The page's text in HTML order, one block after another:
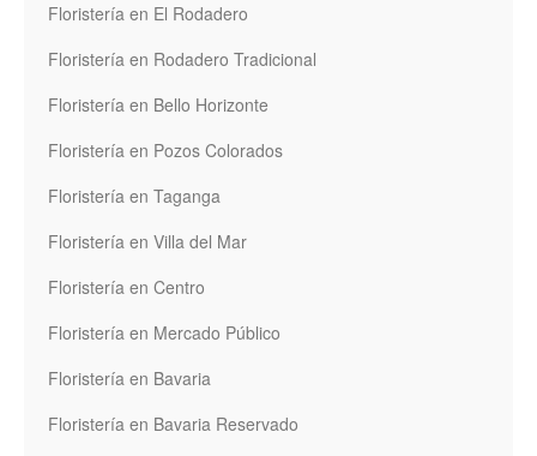
Floristería en El Rodadero
Floristería en Rodadero Tradicional
Floristería en Bello Horizonte
Floristería en Pozos Colorados
Floristería en Taganga
Floristería en Villa del Mar
Floristería en Centro
Floristería en Mercado Público
Floristería en Bavaria
Floristería en Bavaria Reservado